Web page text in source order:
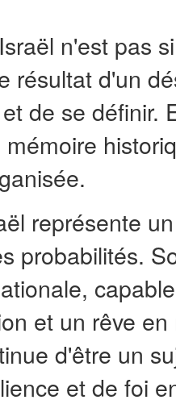
n'est pas
résultat d'un
de se définir.
représente
probabilités.
et un rêve
d'être un
et de foi